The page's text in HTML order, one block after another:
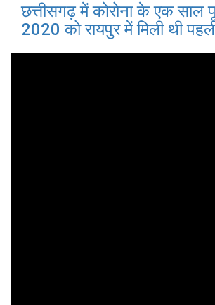
छत्तीसगढ़ में कोरोना के एक साल
2020 को रायपुर में मिली थी